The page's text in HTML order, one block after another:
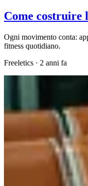
Come costruire
Ogni movimento conta:
fitness quotidiano.
Freeletics · 2 anni fa